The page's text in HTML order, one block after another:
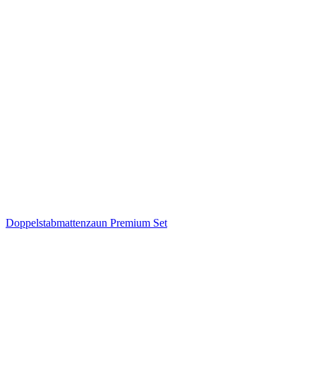
Doppelstabmattenzaun Premium Set